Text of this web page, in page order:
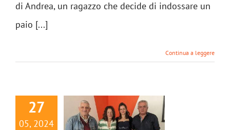
di Andrea, un ragazzo che decide di indossare un
paio [...]
Continua a leggere
27
05, 2024